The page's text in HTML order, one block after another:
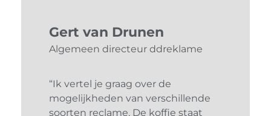
Gert van Drunen
Algemeen directeur ddreklame
“Ik vertel je graag over de
mogelijkheden van verschillende
soorten reclame. De koffie staat